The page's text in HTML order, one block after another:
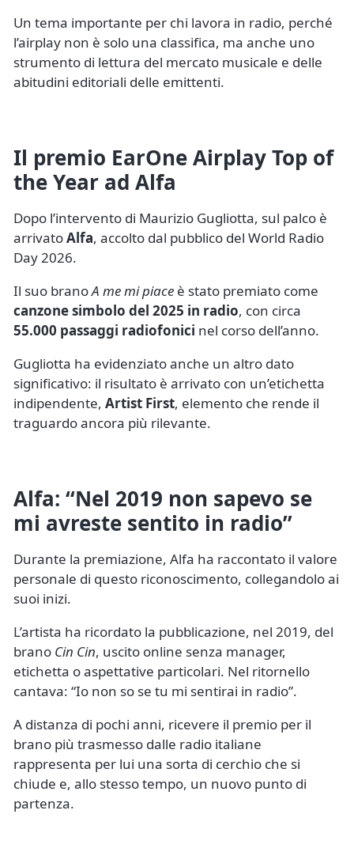
Un tema importante per chi lavora in radio, perché
l’airplay non è solo una classifica, ma anche uno
strumento di lettura del mercato musicale e delle
abitudini editoriali delle emittenti.
Il premio EarOne Airplay Top of
the Year ad Alfa
Dopo l’intervento di Maurizio Gugliotta, sul palco è
arrivatoAlfa, accolto dal pubblico del World Radio
Day 2026.
Il suo branoA me mi piace è stato premiato come
canzone simbolo del 2025 in radio, con circa
55.000 passaggi radiofonici nel corso dell’anno.
Gugliotta ha evidenziato anche un altro dato
significativo: il risultato è arrivato con un’etichetta
indipendente, Artist First, elemento che rende il
traguardo ancora più rilevante.
Alfa: “Nel 2019 non sapevo se
mi avreste sentito in radio”
Durante la premiazione, Alfa ha raccontato il valore
personale di questo riconoscimento, collegandolo ai
suoi inizi.
L’artista ha ricordato la pubblicazione, nel 2019, del
brano Cin Cin, uscito online senza manager,
etichetta o aspettative particolari. Nel ritornello
cantava: “Io non so se tu mi sentirai in radio”.
A distanza di pochi anni, ricevere il premio per il
brano più trasmesso dalle radio italiane
rappresenta per lui una sorta di cerchio che si
chiude e, allo stesso tempo, un nuovo punto di
partenza.